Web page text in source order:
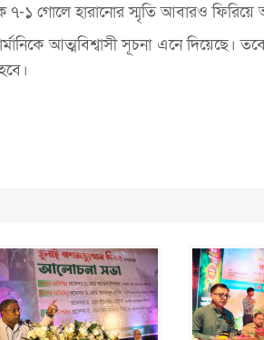
৭-১ গোলে হারানোর স্মৃতি আবারও ফিরিয়ে
আত্মবিশ্বাসী সূচনা এনে দিয়েছে।